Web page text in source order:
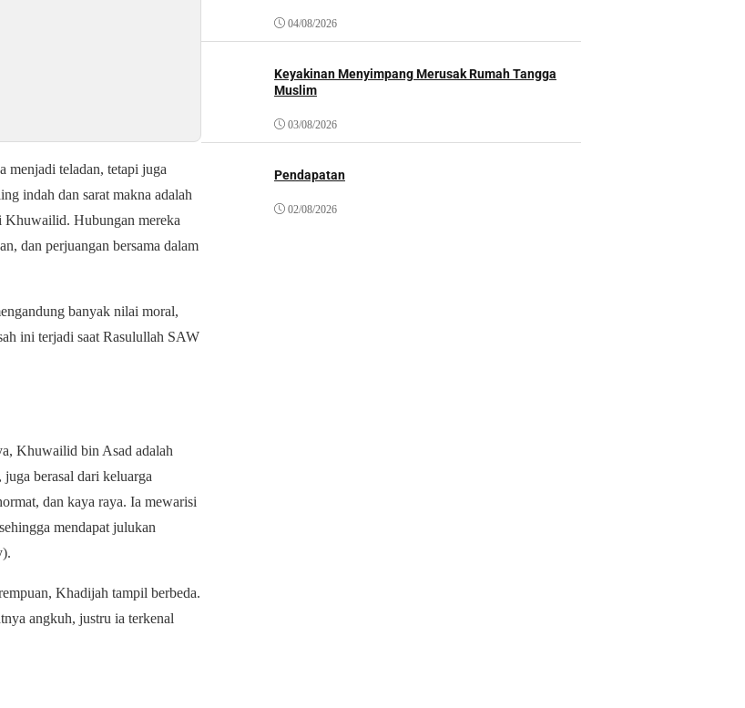
menjadi teladan, tetapi juga
indah dan sarat makna adalah
Khuwailid. Hubungan mereka
dan perjuangan bersama dalam
banyak nilai moral,
ini terjadi saat Rasulullah SAW
Khuwailid bin Asad adalah
berasal dari keluarga
dan kaya raya. Ia mewarisi
mendapat julukan
Khadijah tampil berbeda.
angkuh, justru ia terkenal
04/08/2026
Keyakinan Menyimpang Merusak Rumah Tangga
Muslim
03/08/2026
Pendapatan
02/08/2026